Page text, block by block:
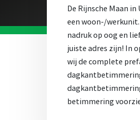
De Rijnsche Maan
een woon-/
nadruk op oog en
juiste adres zijn! In
wij de complete
betimmering